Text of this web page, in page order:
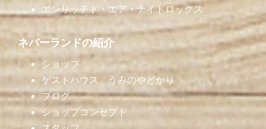
エンリッチド・エア・ナイトロックス
ネバーランドの紹介
ショップ
ゲストハウス うみのやどかり
ブログ
ショップコンセプト